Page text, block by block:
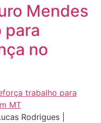
Mendes
para
no
Rodrigues |